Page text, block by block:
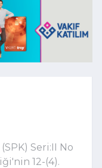
Seri:II No
12-(4).